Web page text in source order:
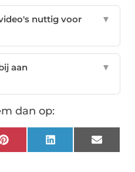
nuttig voor
▼
aan
▼
dan op:
Pinterest LinkedIn Email